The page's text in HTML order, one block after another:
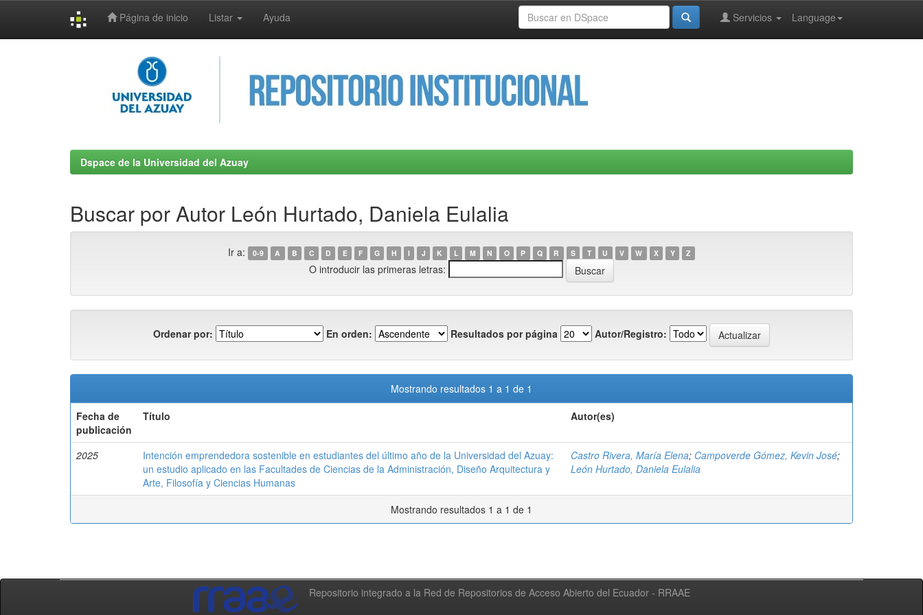
Página de inicio Listar Ayuda Language
Servicios
Dspace de la Universidad del Azuay
Buscar por Autor León Hurtado, Daniela Eulalia
Ir a: 0-9 A B C D E F G H I J K L M N O P Q R S T U V W X Y Z
O introducir las primeras letras:
Ordenar por: En orden: Resultados por página Autor/Registro:
Mostrando resultados 1 a 1 de 1
Fecha de
publicación
Título Autor(es)
2025
Intención emprendedora sostenible en estudiantes del último año de la Universidad del Azuay:
un estudio aplicado en las Facultades de Ciencias de la Administración, Diseño Arquitectura y
Arte, Filosofía y Ciencias Humanas
Castro Rivera, María Elena; Campoverde Gómez, Kevin José;
León Hurtado, Daniela Eulalia
Mostrando resultados 1 a 1 de 1
Repositorio integrado a la Red de Repositorios de Acceso Abierto del Ecuador - RRAAE